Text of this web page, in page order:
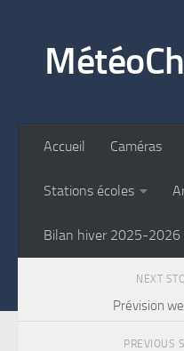
Accueil Caméras
Stations écoles
Bilan hiver 2025-2026
NEXT
Prévision
PREVIOUS